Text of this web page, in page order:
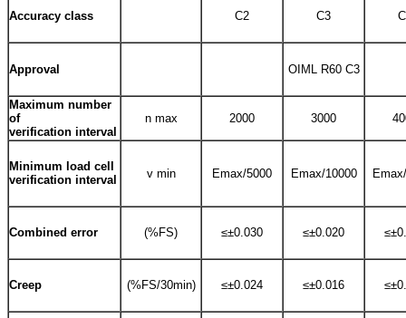
Accuracy class C2 C3
Approval OIML R60 C3
Maximum number
of
verification interval
n max 2000 3000
Minimum load cell
verification interval
v min Emax/5000 Emax/10000
Combined error (%FS) ≤±0.030 ≤±0.020
Creep (%FS/30min) ≤±0.024 ≤±0.016